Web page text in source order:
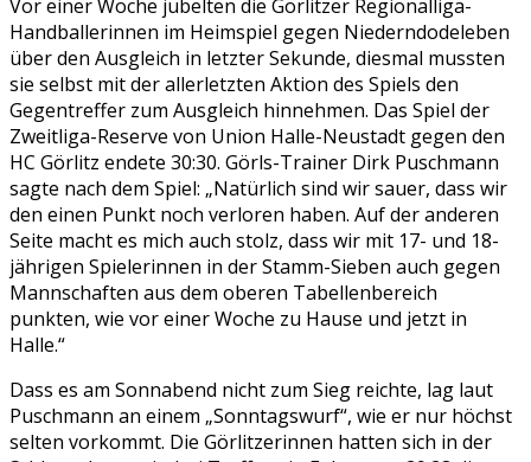
Vor einer Woche jubelten die Görlitzer Regionalliga-
Handballerinnen im Heimspiel gegen Niederndodeleben
über den Ausgleich in letzter Sekunde, diesmal mussten
sie selbst mit der allerletzten Aktion des Spiels den
Gegentreffer zum Ausgleich hinnehmen. Das Spiel der
Zweitliga-Reserve von Union Halle-Neustadt gegen den
HC Görlitz endete 30:30. Görls-Trainer Dirk Puschmann
sagte nach dem Spiel: „Natürlich sind wir sauer, dass wir
den einen Punkt noch verloren haben. Auf der anderen
Seite macht es mich auch stolz, dass wir mit 17- und 18-
jährigen Spielerinnen in der Stamm-Sieben auch gegen
Mannschaften aus dem oberen Tabellenbereich
punkten, wie vor einer Woche zu Hause und jetzt in
Halle.“
Dass es am Sonnabend nicht zum Sieg reichte, lag laut
Puschmann an einem „Sonntagswurf“, wie er nur höchst
selten vorkommt. Die Görlitzerinnen hatten sich in der